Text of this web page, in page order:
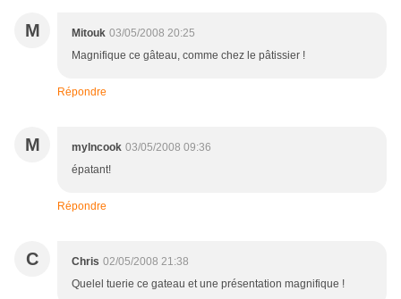
M Mitouk 03/05/2008 20:25
Magnifique ce gâteau, comme chez le pâtissier !
Répondre
M mylncook 03/05/2008 09:36
épatant!
Répondre
C Chris 02/05/2008 21:38
Quelel tuerie ce gateau et une présentation magnifique !